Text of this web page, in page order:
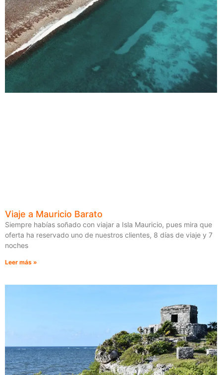
Viaje a Mauricio Barato
Siempre habías soñado con viajar a Isla Mauricio, pues mira que
oferta ha reservado uno de nuestros clientes, 8 días de viaje y 7
noches
Leer más »